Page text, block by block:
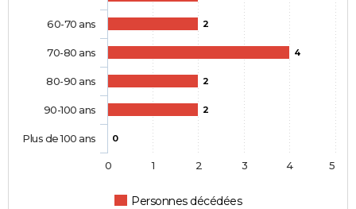
2
4
2
2
0
Personnes décédées
60-70 ans
70-80 ans
80-90 ans
90-100 ans
Plus de 100 ans
0 1 2 3 4 5